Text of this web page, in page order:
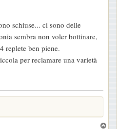
schiuse... ci sono delle
sembra non voler bottinare,
replete ben piene.
per reclamare una varietà